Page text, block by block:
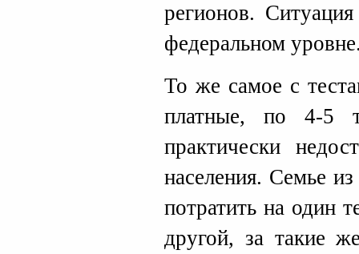
регионов.
федеральном
То же самое с
платные, по 4-5
практически
населения. Семье
потратить на один
другой, за такие